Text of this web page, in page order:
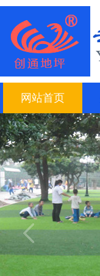
网站首页